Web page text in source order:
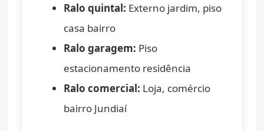
Ralo quintal: Externo jardim, piso
casa bairro
Ralo garagem: Piso
estacionamento residência
Ralo comercial: Loja, comércio
bairro Jundiaí